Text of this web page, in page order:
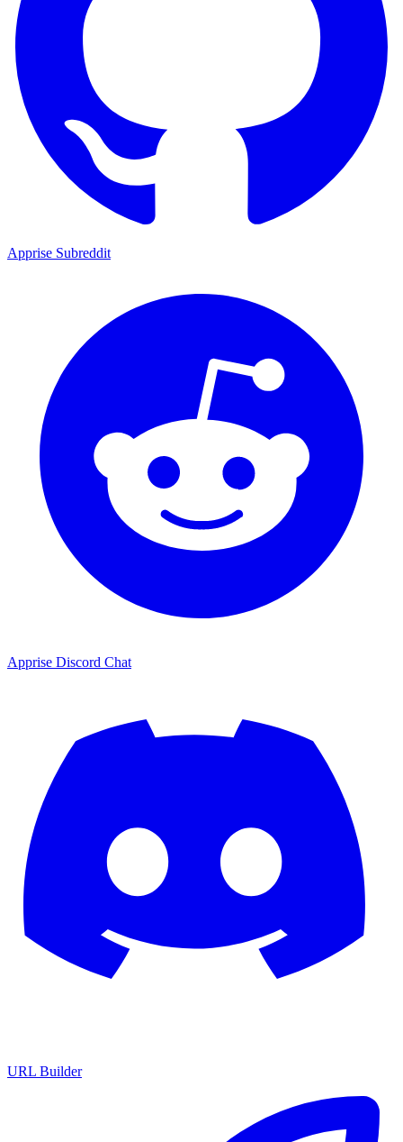
Apprise Subreddit
Apprise Discord Chat
URL Builder